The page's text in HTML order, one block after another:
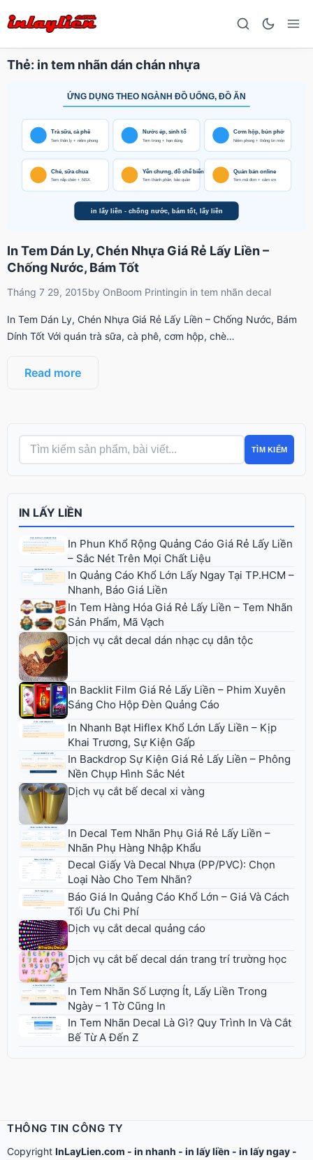
Thẻ: in tem nhãn dán chán nhựa
In Tem Dán Ly, Chén Nhựa Giá Rẻ Lấy Liền –
Chống Nước, Bám Tốt
Tháng 7 29, 2015by OnBoom Printingin in tem nhãn decal
In Tem Dán Ly, Chén Nhựa Giá Rẻ Lấy Liền – Chống Nước, Bám
Dính Tốt Với quán trà sữa, cà phê, cơm hộp, chè…
Read more
TÌM KIẾM
IN LẤY LIỀN
In Phun Khổ Rộng Quảng Cáo Giá Rẻ Lấy Liền
– Sắc Nét Trên Mọi Chất Liệu
In Quảng Cáo Khổ Lớn Lấy Ngay Tại TP.HCM –
Nhanh, Báo Giá Liền
In Tem Hàng Hóa Giá Rẻ Lấy Liền – Tem Nhãn
Sản Phẩm, Mã Vạch
Dịch vụ cắt decal dán nhạc cụ dân tộc
In Backlit Film Giá Rẻ Lấy Liền – Phim Xuyên
Sáng Cho Hộp Đèn Quảng Cáo
In Nhanh Bạt Hiflex Khổ Lớn Lấy Liền – Kịp
Khai Trương, Sự Kiện Gấp
In Backdrop Sự Kiện Giá Rẻ Lấy Liền – Phông
Nền Chụp Hình Sắc Nét
Dịch vụ cắt bế decal xi vàng
In Decal Tem Nhãn Phụ Giá Rẻ Lấy Liền –
Nhãn Phụ Hàng Nhập Khẩu
Decal Giấy Và Decal Nhựa (PP/PVC): Chọn
Loại Nào Cho Tem Nhãn?
Báo Giá In Quảng Cáo Khổ Lớn – Giá Và Cách
Tối Ưu Chi Phí
Dịch vụ cắt decal quảng cáo
Dịch vụ cắt bế decal dán trang trí trường học
In Tem Nhãn Số Lượng Ít, Lấy Liền Trong
Ngày – 1 Tờ Cũng In
In Tem Nhãn Decal Là Gì? Quy Trình In Và Cắt
Bế Từ A Đến Z
THÔNG TIN CÔNG TY
Copyright InLayLien.com - in nhanh - in lấy liền - in lấy ngay -